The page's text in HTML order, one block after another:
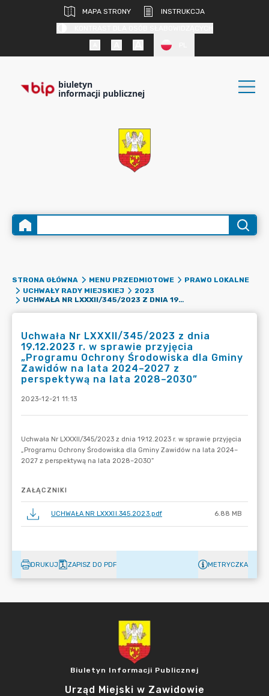
MAPA STRONY
INSTRUKCJA
biuletyn
informacji publicznej
STRONA GŁÓWNA MENU PRZEDMIOTOWE
PRAWO LOKALNE
UCHWAŁY RADY MIEJSKIEJ
2023
UCHWAŁA NR LXXXII/345/2023 Z DNIA 19.12.2023 R. W SPRAWIE PRZYJĘCIA „PROGRAMU OCHRONY ŚRODOWISKA DLA GMINY ZAWIDÓW NA LATA 2024–2027 Z PERSPEKTYWĄ NA LATA 2028–2030”
Uchwała Nr LXXXII/345/2023 z dnia
19.12.2023 r. w sprawie przyjęcia
„Programu Ochrony Środowiska dla Gminy
Zawidów na lata 2024–2027 z
perspektywą na lata 2028–2030”
2023-12-21 11:13
ZAŁĄCZNIKI
UCHWAŁA NR LXXXII.345.2023.pdf 6.88 MB
DRUKUJ ZAPISZ DO PDF METRYCZKA
Biuletyn Informacji Publicznej
Urząd Miejski w Zawidowie